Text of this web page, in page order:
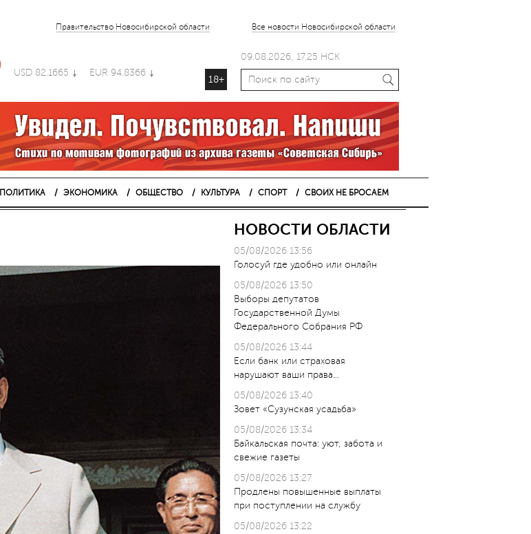
Правительство Новосибирской области Все новости Новосибирской области
USD 82.1665 EUR 94.8366
18+
09.08.2026, 17.25 НСК
ПОЛИТИКА ЭКОНОМИКА ОБЩЕСТВО КУЛЬТУРА СПОРТ СВОИХ НЕ БРОСАЕМ
НОВОСТИ ОБЛАСТИ
05/08/2026 13:56
Голосуй где удобно или онлайн
05/08/2026 13:50
Выборы депутатов
Государственной Думы
Федерального Собрания РФ
05/08/2026 13:44
Если банк или страховая
нарушают ваши права…
05/08/2026 13:40
Зовет «Сузунская усадьба»
05/08/2026 13:34
Байкальская почта: уют, забота и
свежие газеты
05/08/2026 13:27
Продлены повышенные выплаты
при поступлении на службу
05/08/2026 13:22